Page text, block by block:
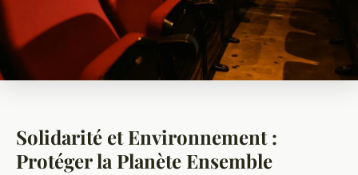
Solidarité et Environnement :
Protéger la Planète Ensemble